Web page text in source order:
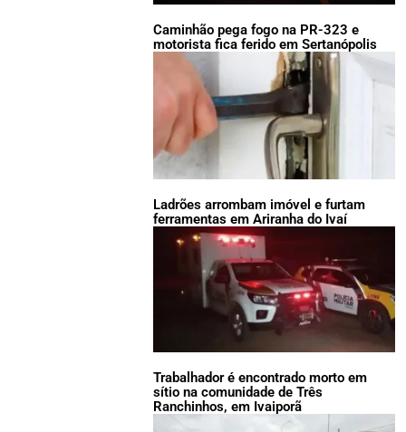
Caminhão pega fogo na PR-323 e
motorista fica ferido em Sertanópolis
Ladrões arrombam imóvel e furtam
ferramentas em Ariranha do Ivaí
Trabalhador é encontrado morto em
sítio na comunidade de Três
Ranchinhos, em Ivaiporã